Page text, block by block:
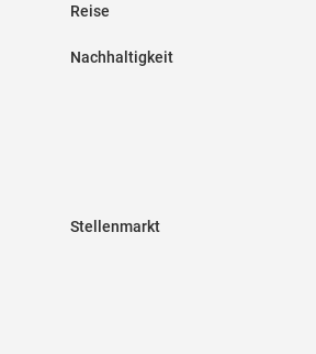
Reise
Nachhaltigkeit
Stellenmarkt